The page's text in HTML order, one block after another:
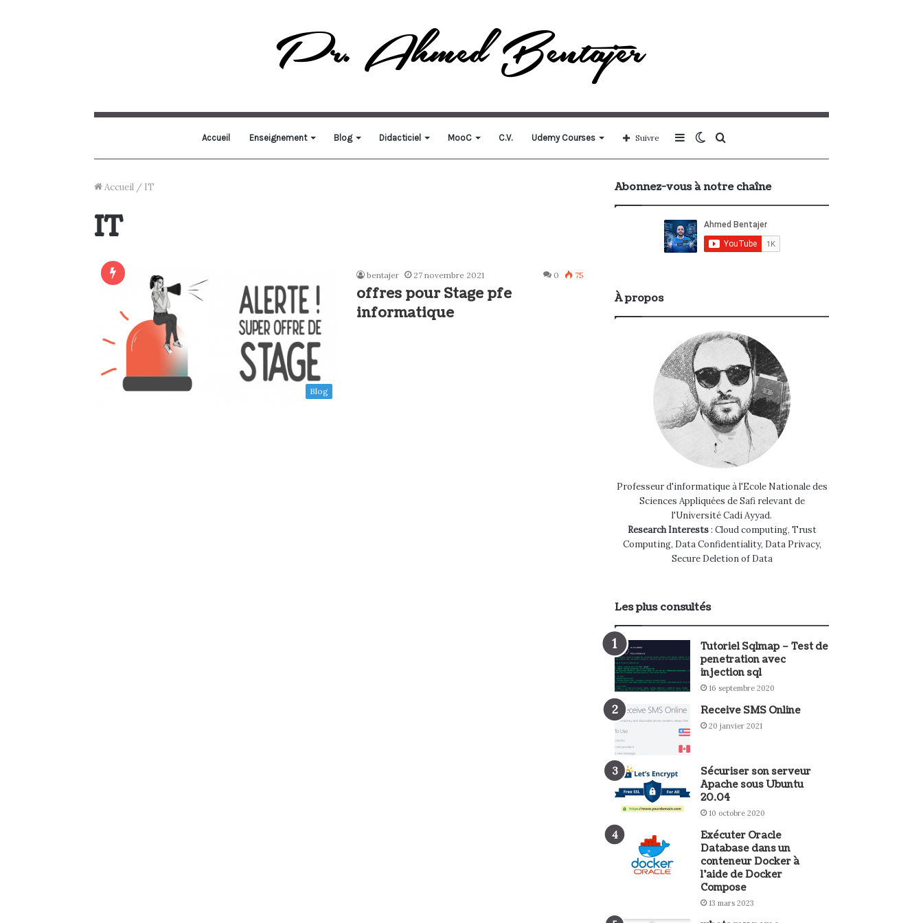
Accueil Enseignement Blog Didacticiel MooC C.V. Udemy Courses Switch
skin
Sidebar
(barre
latérale)
Suivre
Accueil / IT
IT
Blog
bentajer 27 novembre 2021 0 75
offres pour Stage pfe
informatique
Abonnez-vous à notre chaîne
À propos
Professeur d'informatique à l'Ecole Nationale des
Sciences Appliquées de Safi relevant de
l'Université Cadi Ayyad.
Research Interests: Cloud computing, Trust
Computing, Data Confidentiality, Data Privacy,
Secure Deletion of Data
Les plus consultés
Tutoriel Sqlmap – Test de
penetration avec
injection sql
16 septembre 2020
Receive SMS Online
20 janvier 2021
Sécuriser son serveur
Apache sous Ubuntu
20.04
10 octobre 2020
Exécuter Oracle
Database dans un
conteneur Docker à
l’aide de Docker
Compose
13 mars 2023